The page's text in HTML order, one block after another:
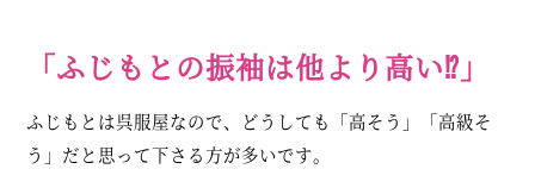
「ふじもとの振袖は他より高い⁉︎」
ふじもとは呉服屋なので、どうしても「高そう」「高級そ
う」だと思って下さる方が多いです。